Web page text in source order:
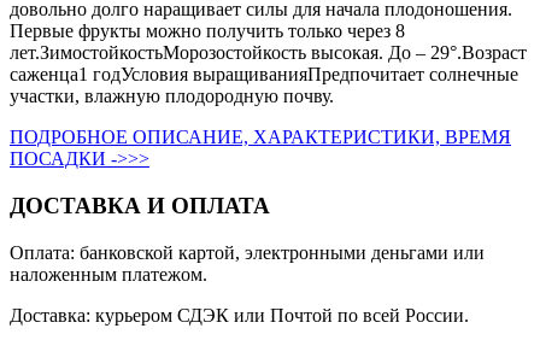
довольно долго наращивает силы для начала плодоношения.
Первые фрукты можно получить только через 8
лет.ЗимостойкостьМорозостойкость высокая. До – 29°.Возраст
саженца1 годУсловия выращиванияПредпочитает солнечные
участки, влажную плодородную почву.
ПОДРОБНОЕ ОПИСАНИЕ, ХАРАКТЕРИСТИКИ, ВРЕМЯ
ПОСАДКИ ->>>
ДОСТАВКА И ОПЛАТА
Оплата: банковской картой, электронными деньгами или
наложенным платежом.
Доставка: курьером СДЭК или Почтой по всей России.